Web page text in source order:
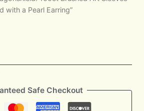
with a Pearl Earring”
Safe Checkout